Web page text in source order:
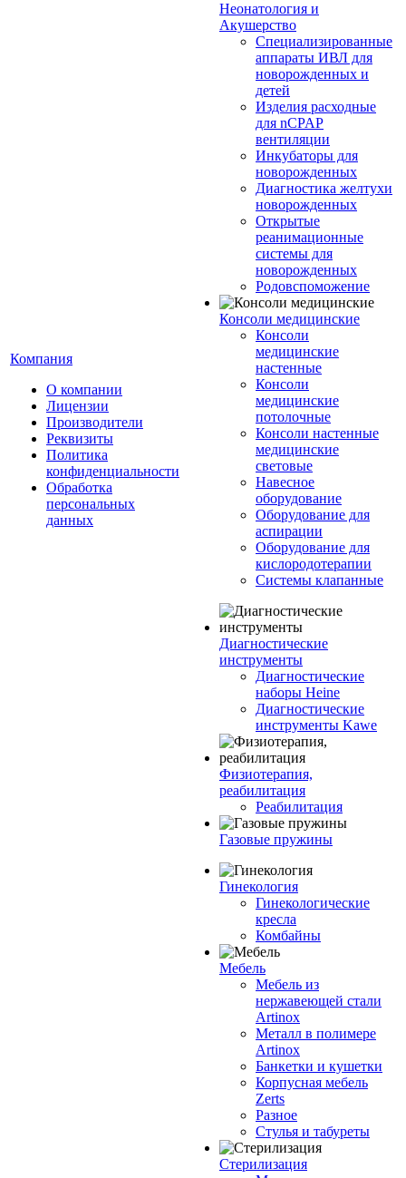
Компания
О компании
Лицензии
Производители
Реквизиты
Политика
конфиденциальности
Обработка
персональных
данных
Неонатология и
Акушерство
Специализированные
аппараты ИВЛ для
новорожденных и
детей
Изделия расходные
для nCPAP
вентиляции
Инкубаторы для
новорожденных
Диагностика желтухи
новорожденных
Открытые
реанимационные
системы для
новорожденных
Родовспоможение
Консоли медицинские
Консоли
медицинские
настенные
Консоли
медицинские
потолочные
Консоли настенные
медицинские
световые
Навесное
оборудование
Оборудование для
аспирации
Оборудование для
кислородотерапии
Системы клапанные
Диагностические
инструменты
Диагностические
наборы Heine
Диагностические
инструменты Kawe
Физиотерапия,
реабилитация
Реабилитация
Газовые пружины
Гинекология
Гинекологические
кресла
Комбайны
Мебель
Мебель из
нержавеющей стали
Artinox
Металл в полимере
Artinox
Банкетки и кушетки
Корпусная мебель
Zerts
Разное
Стулья и табуреты
Стерилизация